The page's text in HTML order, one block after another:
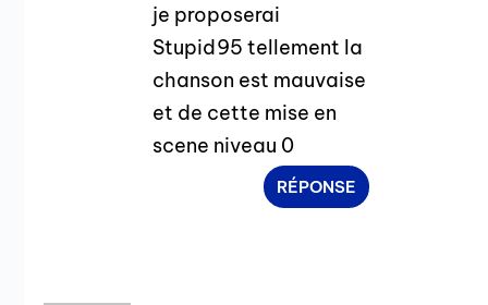
je proposerai
Stupid95 tellement la
chanson est mauvaise
et de cette mise en
scene niveau 0
RÉPONSE